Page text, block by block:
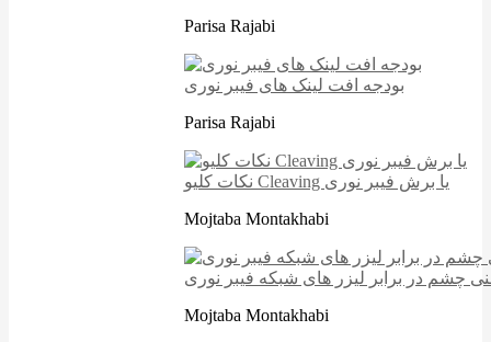
Parisa Rajabi
بودجه افت لینک های فیبر نوری
Parisa Rajabi
نکات کلیو Cleaving یا برش فیبر نوری
Mojtaba Montakhabi
چشم در برابر لیزر های شبکه فیبر نوری
Mojtaba Montakhabi